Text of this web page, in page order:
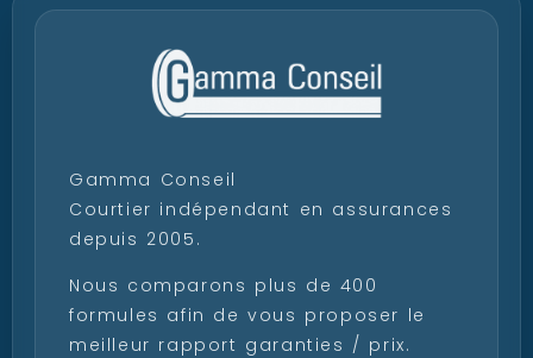
Gamma Conseil
Courtier indépendant en assurances
depuis 2005.
Nous comparons plus de 400
formules afin de vous proposer le
meilleur rapport garanties / prix.